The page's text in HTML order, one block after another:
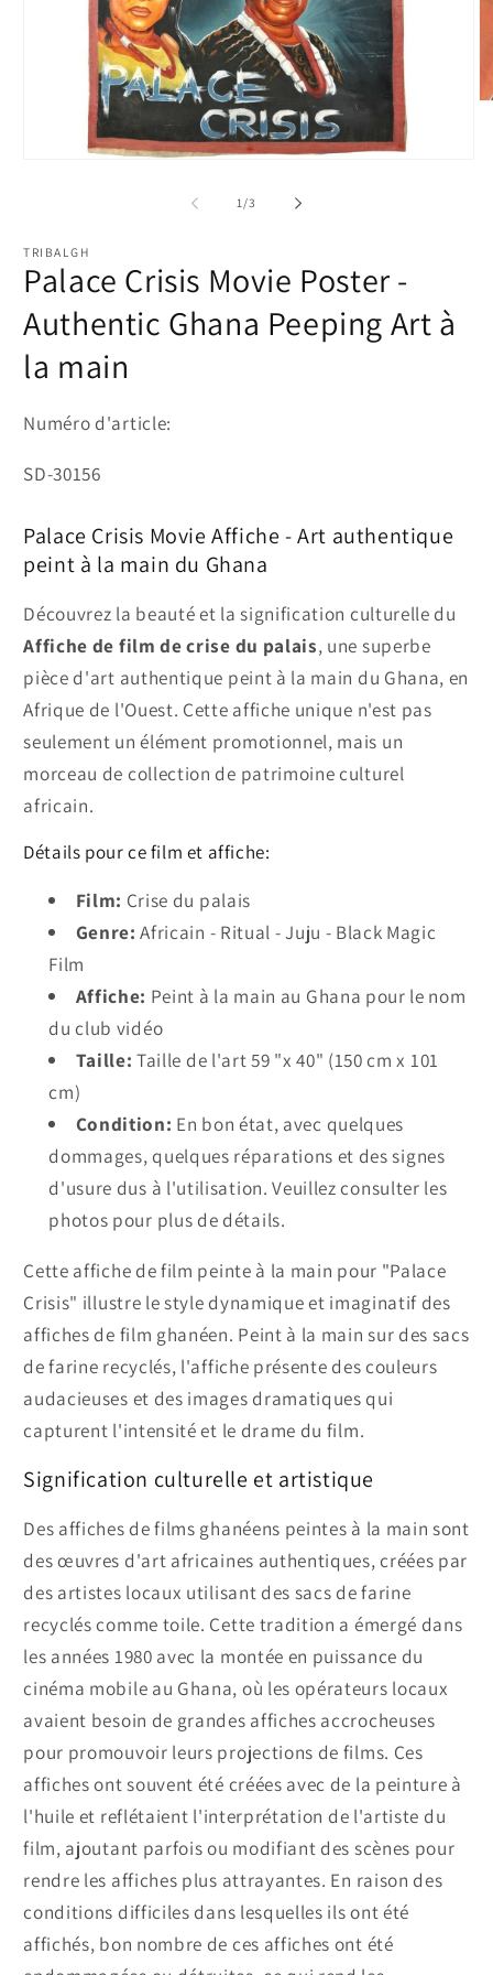
une
fenêtre
modale
1/de
3
TRIBALGH
Palace Crisis Movie Poster -
Authentic Ghana Peeping Art à
la main
Numéro d'article:
SKU:
SD-30156
Palace Crisis Movie Affiche - Art authentique
peint à la main du Ghana
Découvrez la beauté et la signification culturelle du
Affiche de film de crise du palais, une superbe
pièce d'art authentique peint à la main du Ghana, en
Afrique de l'Ouest. Cette affiche unique n'est pas
seulement un élément promotionnel, mais un
morceau de collection de patrimoine culturel
africain.
Détails pour ce film et affiche:
Film: Crise du palais
Genre: Africain - Ritual - Juju - Black Magic
Film
Affiche: Peint à la main au Ghana pour le nom
du club vidéo
Taille: Taille de l'art 59 "x 40" (150 cm x 101
cm)
Condition: En bon état, avec quelques
dommages, quelques réparations et des signes
d'usure dus à l'utilisation. Veuillez consulter les
photos pour plus de détails.
Cette affiche de film peinte à la main pour "Palace
Crisis" illustre le style dynamique et imaginatif des
affiches de film ghanéen. Peint à la main sur des sacs
de farine recyclés, l'affiche présente des couleurs
audacieuses et des images dramatiques qui
capturent l'intensité et le drame du film.
Signification culturelle et artistique
Des affiches de films ghanéens peintes à la main sont
des œuvres d'art africaines authentiques, créées par
des artistes locaux utilisant des sacs de farine
recyclés comme toile. Cette tradition a émergé dans
les années 1980 avec la montée en puissance du
cinéma mobile au Ghana, où les opérateurs locaux
avaient besoin de grandes affiches accrocheuses
pour promouvoir leurs projections de films. Ces
affiches ont souvent été créées avec de la peinture à
l'huile et reflétaient l'interprétation de l'artiste du
film, ajoutant parfois ou modifiant des scènes pour
rendre les affiches plus attrayantes. En raison des
conditions difficiles dans lesquelles ils ont été
affichés, bon nombre de ces affiches ont été